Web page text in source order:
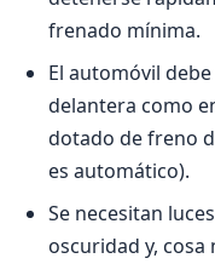
frenado mínima.
El automóvil
delantera como
dotado de freno
es automático).
Se necesitan
oscuridad y,